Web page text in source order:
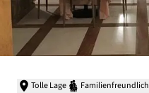
Tolle Lage Familienfreundlich